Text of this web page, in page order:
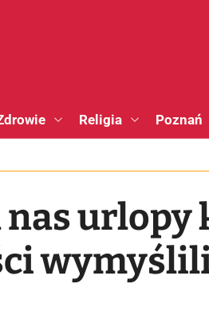
Religia Poznań
nas